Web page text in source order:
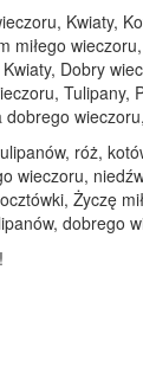
Kwiaty,
miłego
Dobry
Tulipany,
dobrego
róż,
wieczoru,
Życzę
dobrego